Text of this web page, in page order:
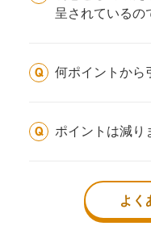
呈されているの
何ポイントから
ポイントは減り
よく